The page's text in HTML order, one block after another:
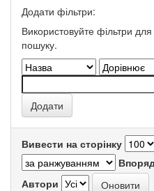
Додати фільтри:
Використовуйте фільтри для
пошуку.
Вивести на сторінку
Автори